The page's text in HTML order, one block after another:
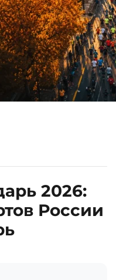
2026:
России